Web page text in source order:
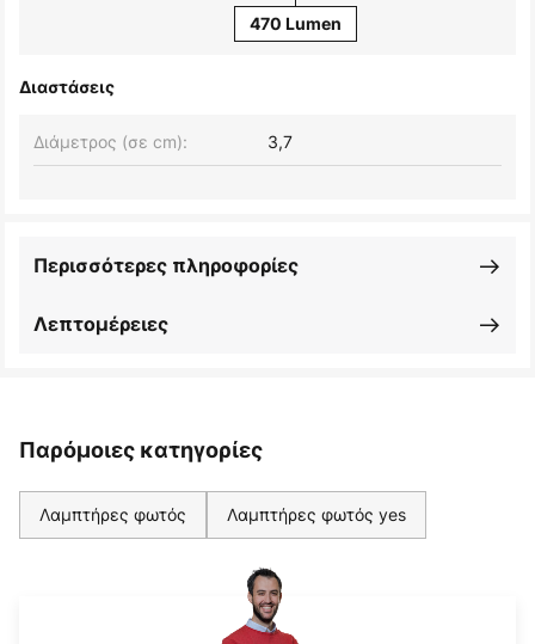
470 Lumen
Διαστάσεις
Διάμετρος (σε cm): 3,7
Λεπτομέρειες
Περισσότερες πληροφορίες
Παρόμοιες κατηγορίες
Λαμπτήρες φωτός Λαμπτήρες φωτός yes